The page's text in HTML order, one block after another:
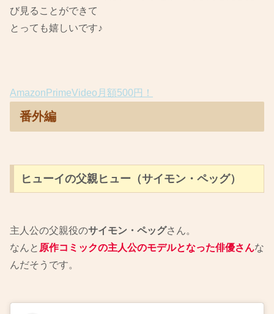
び見ることができて
とっても嬉しいです♪
AmazonPrimeVideo月額500円！
番外編
ヒューイの父親ヒュー（サイモン・ペッグ）
主人公の父親役のサイモン・ペッグさん。
なんと 原作コミックの主人公のモデルとなった俳優さんな
んだそうです。